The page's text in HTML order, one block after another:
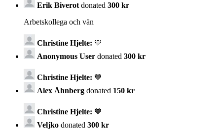
Erik Biverot donated 300 kr
Arbetskollega och vän
Christine Hjelte: 💙
Anonymous User donated 300 kr
Christine Hjelte: 💙
Alex Åhnberg donated 150 kr
Christine Hjelte: 💙
Veljko donated 300 kr